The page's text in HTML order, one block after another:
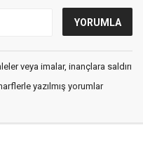
veya imalar, inançlara saldırı
yazılmış yorumlar